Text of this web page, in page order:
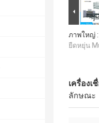
ภาพใหญ่ :
ยืดหยุ่น
เครื่อง
ลักษณะ